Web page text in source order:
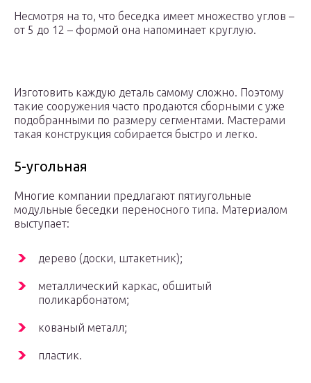
Несмотря на то, что беседка имеет множество углов –
от 5 до 12 – формой она напоминает круглую.
Изготовить каждую деталь самому сложно. Поэтому
такие сооружения часто продаются сборными с уже
подобранными по размеру сегментами. Мастерами
такая конструкция собирается быстро и легко.
5-угольная
Многие компании предлагают пятиугольные
модульные беседки переносного типа. Материалом
выступает:
дерево (доски, штакетник);
металлический каркас, обшитый
поликарбонатом;
кованый металл;
пластик.